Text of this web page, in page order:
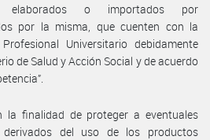
elaborados o importados por
por la misma, que cuenten con la
Universitario debidamente
de Salud y Acción Social y de acuerdo
la finalidad de proteger a eventuales
del uso de los productos